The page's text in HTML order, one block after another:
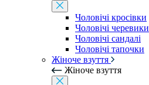
Чоловічі кросівки
Чоловічі черевики
Чоловічі сандалі
Чоловічі тапочки
Жіноче взуття
Жіноче взуття